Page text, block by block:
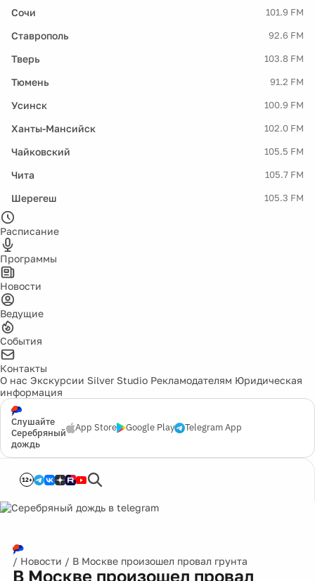
Сочи 101.9 FM
Ставрополь 92.6 FM
Тверь 103.8 FM
Тюмень 91.2 FM
Усинск 100.9 FM
Ханты-Мансийск 102.0 FM
Чайковский 105.5 FM
Чита 105.7 FM
Шерегеш 105.3 FM
Расписание
Программы
Новости
Ведущие
События
Контакты
О нас Экскурсии Silver Studio Рекламодателям Юридическая
информация
Слушайте
Серебряный
дождь
App Store Google Play Telegram App
12+
/ Новости / В Москве произошел провал грунта
В Москве произошел провал